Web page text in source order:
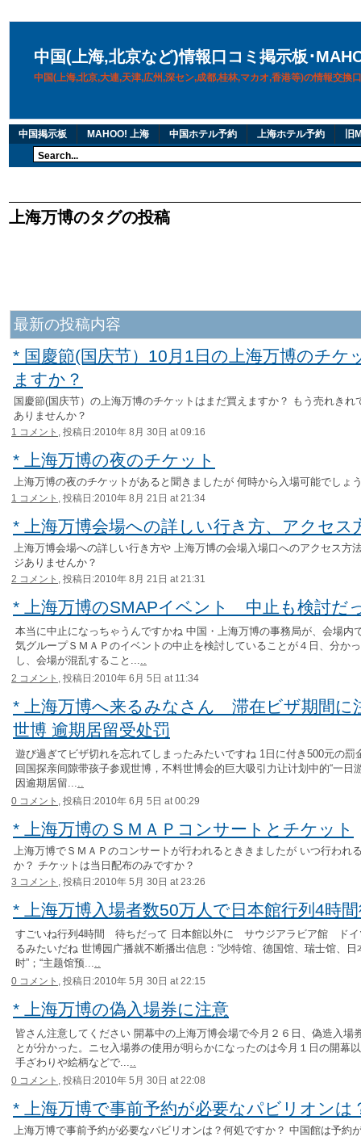
中国(上海,北京など)情報口コミ掲示板･
中国(上海,北京,大連,天津,広州,深セン,成都,桂林,マカオ,香港等)の情報交換
中国掲示板 MAHOO! 上海 中国ホテル予約 上海ホテル予約 旧
上海万博のタグの投稿
最新の投稿内容
* 国慶節(国庆节）10月1日の上海万博のチケ
ますか？
国慶節(国庆节）の上海万博のチケットはまだ買えますか？ もう売れきれ
ありませんか？
1 コメント, 投稿日:2010年 8月 30日 at 09:16
* 上海万博の夜のチケット
上海万博の夜のチケットがあると聞きましたが 何時から入場可能でしょ
1 コメント, 投稿日:2010年 8月 21日 at 21:34
* 上海万博会場への詳しい行き方、アクセス
上海万博会場への詳しい行き方や 上海万博の会場入場口へのアクセス方
ジありませんか？
2 コメント, 投稿日:2010年 8月 21日 at 21:31
* 上海万博のSMAPイベント 中止も検討だ
本当に中止になっちゃうんですかね 中国・上海万博の事務局が、会場内
気グループＳＭＡＰのイベントの中止を検討していることが４日、分か
し、会場が混乱すること...
2 コメント, 投稿日:2010年 6月 5日 at 11:34
* 上海万博へ来るみなさん 滞在ビザ期間に
世博 逾期居留受处罚
遊び過ぎてビザ切れを忘れてしまったみたいですね 1日に付き500元の罰
回国探亲间隙带孩子参观世博，不料世博会的巨大吸引力让计划中的“一日
因逾期居留...
0 コメント, 投稿日:2010年 6月 5日 at 00:29
* 上海万博のＳＭＡＰコンサートとチケット
上海万博でＳＭＡＰのコンサートが行われるとききましたが いつ行われ
か？ チケットは当日配布のみですか？
3 コメント, 投稿日:2010年 5月 30日 at 23:26
* 上海万博入場者数50万人で日本館行列4時
すごいね行列4時間 待ちだって 日本館以外に サウジアラビア館 ド
るみたいだね 世博园广播就不断播出信息：“沙特馆、德国馆、瑞士馆、
时”；“主题馆预...
0 コメント, 投稿日:2010年 5月 30日 at 22:15
* 上海万博の偽入場券に注意
皆さん注意してください 開幕中の上海万博会場で今月２６日、偽造入場
とが分かった。ニセ入場券の使用が明らかになったのは今月１日の開幕
手ざわりや絵柄などで...
0 コメント, 投稿日:2010年 5月 30日 at 22:08
* 上海万博で事前予約が必要なパビリオンは
上海万博で事前予約が必要なパビリオンは？何処ですか？ 中国館は予約